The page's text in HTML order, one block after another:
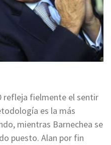
refleja fielmente el sentir
es la más
mientras Barnechea se
puesto. Alan por fin